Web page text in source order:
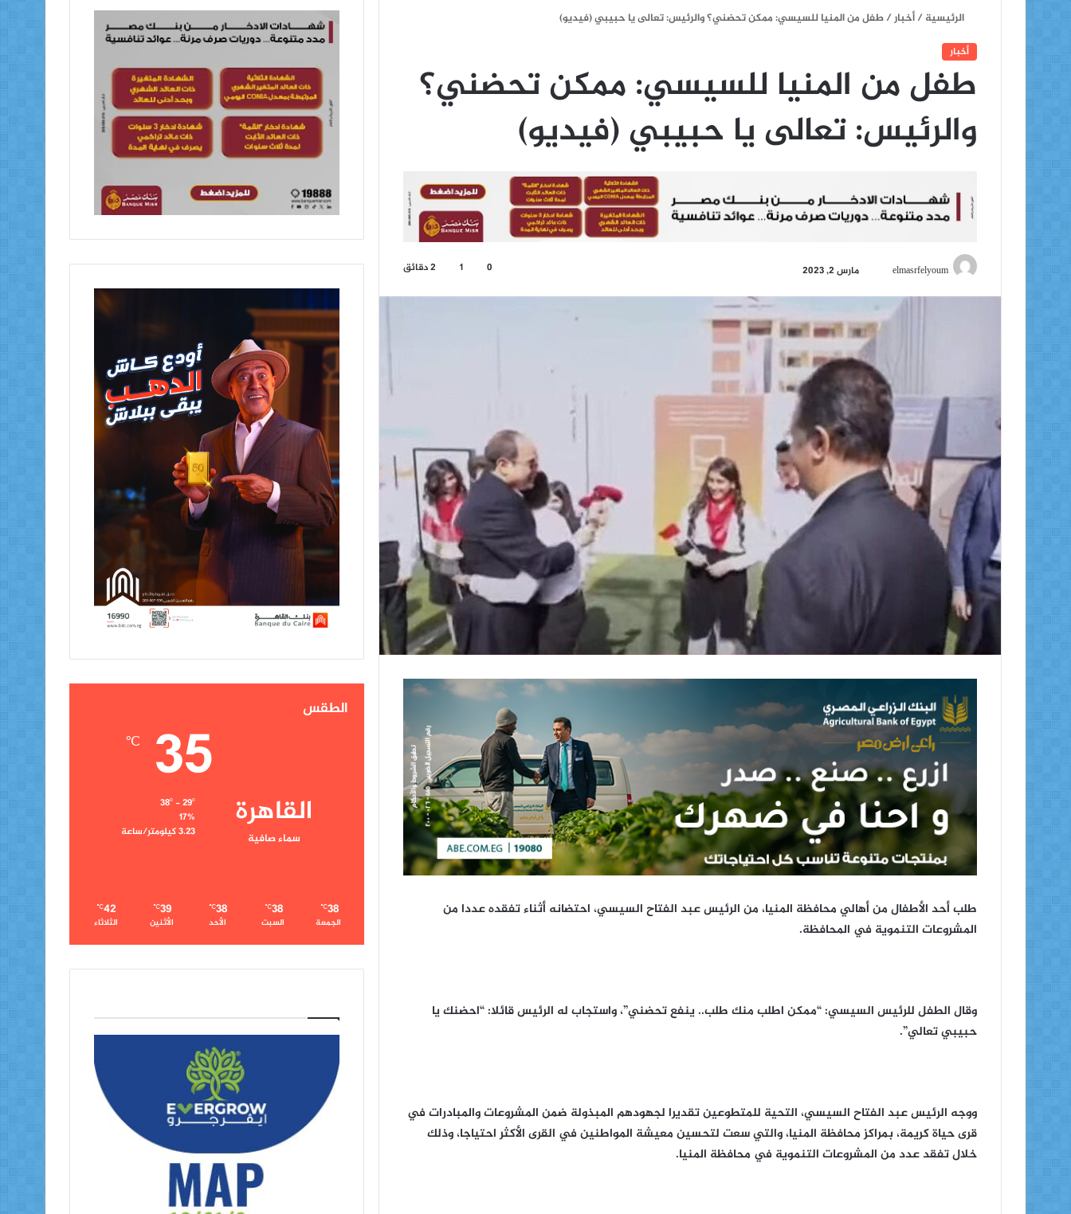
الرئيسية/أخبار/طفل من المنيا للسيسي: ممكن تحضني؟ والرئيس: تعالى يا حبيبي (فيديو)
أخبار
طفل من المنيا للسيسي: ممكن تحضني؟
والرئيس: تعالى يا حبيبي (فيديو)
elmasrfelyoum
ل
ي
د
ل
ك
ا
مارس 2, 2023 0
1
طلب أحد الأطفال من أهالي محافظة المنيا، من الرئيس عبد الفتاح السيسي، احتضانه أثناء تفقده عددا من
المشروعات التنموية في المحافظة.
وقال الطفل للرئيس السيسي: “ممكن اطلب منك طلب.. ينفع تحضني”، واستجاب له الرئيس قائلا: “احضنك يا
حبيبي تعالي”.
ووجه الرئيس عبد الفتاح السيسي، التحية للمتطوعين تقديرا لجهودهم المبذولة ضمن المشروعات والمبادرات في
قرى حياة كريمة، بمراكز محافظة المنيا، والتي سعت لتحسين معيشة المواطنين في القرى الأكثر احتياجا، وذلك
خلال تفقد عدد من المشروعات التنموية في محافظة المنيا.
الطقس
القاهرة
سماء صافية
35
℃
38º - 29º
17%
3.23 كيلومتر/ساعة
38
℃
الجمعة
38
℃
السبت
38
℃
الأحد
39
℃
الأثنين
42
℃
الثلاثاء